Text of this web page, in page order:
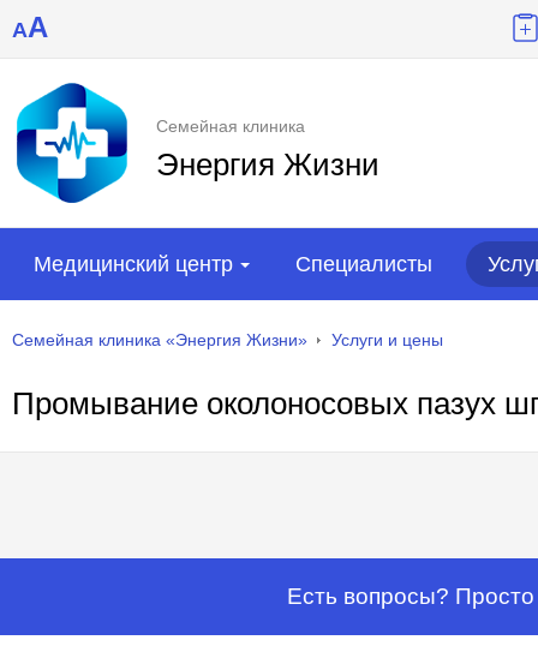
AA
Семейная клиника
Энергия Жизни
Медицинский центр Специалисты
Семейная клиника «Энергия Жизни» Услуги и цены
Промывание околоносовых пазух
Есть вопросы?